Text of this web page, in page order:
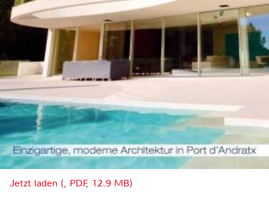
Jetzt laden (, PDF, 12.9 MB)